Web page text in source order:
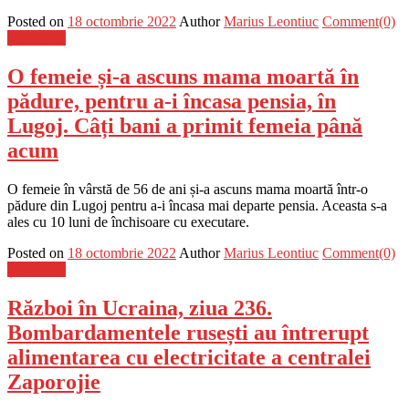
Posted on 18 octombrie 2022 Author Marius Leontiuc Comment(0)
O femeie și-a ascuns mama moartă în
pădure, pentru a-i încasa pensia, în
Lugoj. Câți bani a primit femeia până
acum
O femeie în vârstă de 56 de ani și-a ascuns mama moartă într-o
pădure din Lugoj pentru a-i încasa mai departe pensia. Aceasta s-a
ales cu 10 luni de închisoare cu executare.
Posted on 18 octombrie 2022 Author Marius Leontiuc Comment(0)
Război în Ucraina, ziua 236.
Bombardamentele rusești au întrerupt
alimentarea cu electricitate a centralei
Zaporojie